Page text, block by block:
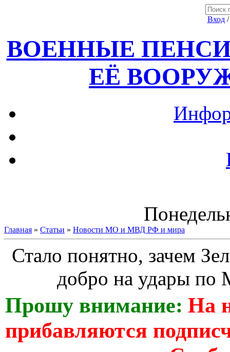
Вход
ВОЕННЫЕ
ЕЁ
Главная » Статьи » Новости МО и МВД РФ и мира
Стало понятно, зачем
добро на удары по
Прошу внимание: На
прибавляются